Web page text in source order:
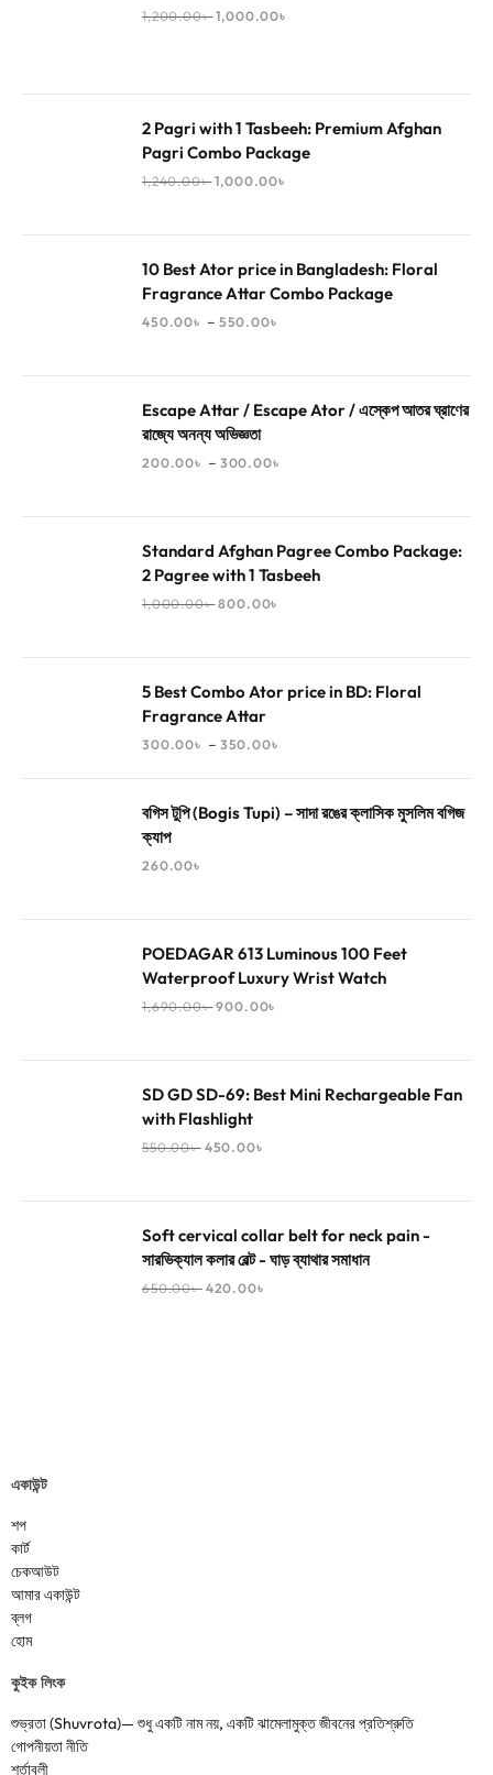
1,200.00৳ 1,000.00৳
2 Pagri with 1 Tasbeeh: Premium Afghan
Pagri Combo Package
1,240.00৳ 1,000.00৳
10 Best Ator price in Bangladesh: Floral
Fragrance Attar Combo Package
450.00৳ – 550.00৳
Escape Attar / Escape Ator / এস্কেপ আতর ঘ্রাণের
রাজ্যে অনন্য অভিজ্ঞতা
200.00৳ – 300.00৳
Standard Afghan Pagree Combo Package:
2 Pagree with 1 Tasbeeh
1,000.00৳ 800.00৳
5 Best Combo Ator price in BD: Floral
Fragrance Attar
300.00৳ – 350.00৳
বগিস টুপি (Bogis Tupi) – সাদা রঙের ক্লাসিক মুসলিম বগিজ
ক্যাপ
260.00৳
POEDAGAR 613 Luminous 100 Feet
Waterproof Luxury Wrist Watch
1,690.00৳ 900.00৳
SD GD SD-69: Best Mini Rechargeable Fan
with Flashlight
550.00৳ 450.00৳
Soft cervical collar belt for neck pain -
সারভিক্যাল কলার বেল্ট - ঘাড় ব্যাথার সমাধান
650.00৳ 420.00৳
একাউন্ট
শপ
কার্ট
চেকআউট
আমার একাউন্ট
ব্লগ
হোম
কুইক লিংক
শুভ্রতা (Shuvrota)— শুধু একটি নাম নয়, একটি ঝামেলামুক্ত জীবনের প্রতিশ্রুতি
গোপনীয়তা নীতি
শর্তাবলী